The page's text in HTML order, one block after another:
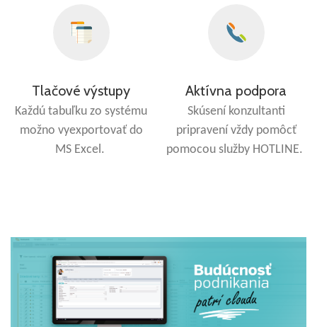
Tlačové výstupy
Každú tabuľku zo systému
možno vyexportovať do
MS Excel.
Aktívna podpora
Skúsení konzultanti
pripravení vždy pomôcť
pomocou služby HOTLINE.